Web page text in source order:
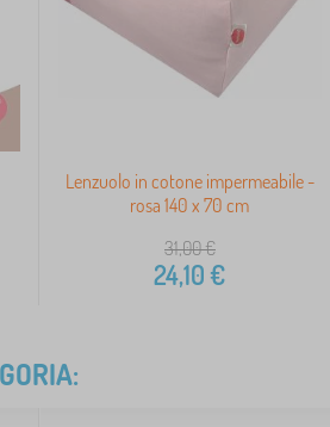
Lenzuolo in cotone impermeabile -
rosa 140 x 70 cm
31,00€
24,10€